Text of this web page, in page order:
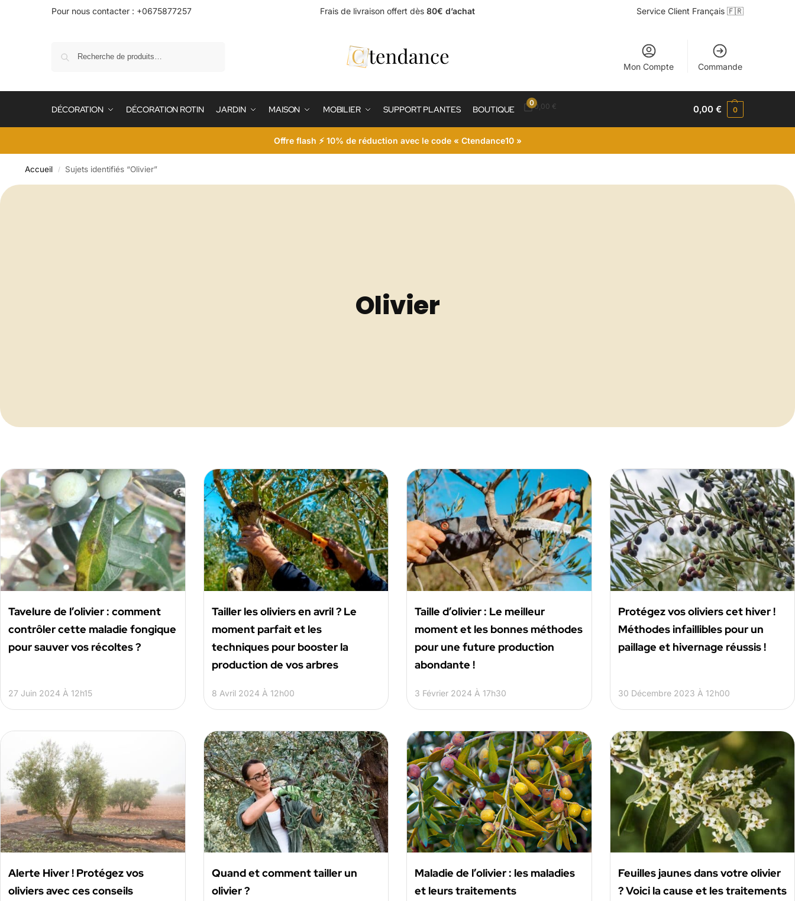
Pour nous contacter : +0675877257 Frais de livraison offert dès 80€ d’achat Service Client Français 🇫🇷
Mon Compte Commande
DÉCORATION DÉCORATION ROTIN JARDIN MAISON MOBILIER SUPPORT PLANTES BOUTIQUE
00,00 € 0,00€ 0
Offre flash ⚡ 10% de réduction avec le code « Ctendance10 »
Accueil / Sujets identifiés “Olivier”
Olivier
Tavelure de l’olivier : comment
contrôler cette maladie fongique
pour sauver vos récoltes ?
27 Juin 2024 À 12h15
Tailler les oliviers en avril ? Le
moment parfait et les
techniques pour booster la
production de vos arbres
8 Avril 2024 À 12h00
Taille d’olivier : Le meilleur
moment et les bonnes méthodes
pour une future production
abondante !
3 Février 2024 À 17h30
Protégez vos oliviers cet hiver !
Méthodes infaillibles pour un
paillage et hivernage réussis !
30 Décembre 2023 À 12h00
Alerte Hiver ! Protégez vos
oliviers avec ces conseils
Quand et comment tailler un
olivier ?
Maladie de l’olivier : les maladies
et leurs traitements
Feuilles jaunes dans votre olivier
? Voici la cause et les traitements